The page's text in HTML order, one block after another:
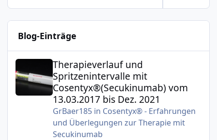
Blog-Einträge
Therapieverlauf und Spritzenintervalle mit
Therapieverlauf und
Spritzenintervalle mit
Cosentyx®(Secukinumab) vom
13.03.2017 bis Dez. 2021
GrBaer185in Cosentyx® - Erfahrungen
und Überlegungen zur Therapie mit
Secukinumab